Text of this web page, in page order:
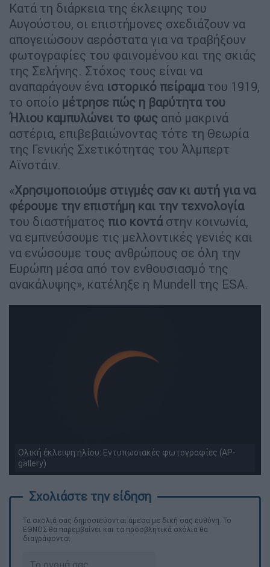
Κατά τη διάρκεια της έκλειψης του
Αυγούστου, οι επιστήμονες σχεδιάζουν να
απογειώσουν αερόστατα για να τραβήξουν
φωτογραφίες του φαινομένου και της σκιάς
της Σελήνης. Στόχος τους είναι να
αναπαράγουν ένα ιστορικό πείραμα του 1919,
το οποίο μέτρησε πώς η βαρύτητα του
Ήλιου καμπυλώνει το φως από μακρινά
αστέρια, επιβεβαιώνοντας τότε τη Θεωρία
της Γενικής Σχετικότητας του Άλμπερτ
Αϊνστάιν.
«Χρησιμοποιούμε στιγμές σαν κι αυτή για να
φέρουμε την επιστήμη και την τεχνολογία
του διαστήματος πιο κοντάστην κοινωνία,
να εμπνεύσουμε τις μελλοντικές γενιές και
να ενώσουμε τους ανθρώπους σε όλη την
Ευρώπη μέσα από τον ενθουσιασμό της
ανακάλυψης», κατέληξε η Mundell της ESA.
Ολική έκλειψη ηλίου: Εντυπωσιακές φωτογραφίες (AP-
gallery)
Τα σχολιά σας δημοσιεύονται άμεσα με δική σας ευθύνη. Το
ΕΘΝΟΣ θα παρεμβαίνει και τα προσβλητικά σχόλια θα
διαγράφονται